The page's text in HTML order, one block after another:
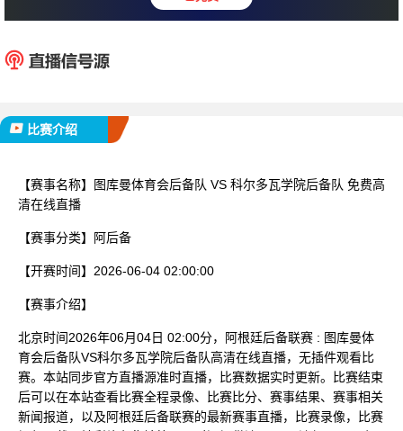
0 : 0
比赛介绍
【赛事名称】
图库曼体育会后备队 VS 科尔多瓦学院后备队 免费高
清在线直播
【赛事分类】 阿后备
【开赛时间】 2026-06-04 02:00:00
【赛事介绍】
北京时间2026年06月04日 02:00分，阿根廷后备联赛 : 图库曼体
育会后备队VS科尔多瓦学院后备队高清在线直播，无插件观看比
赛。本站同步官方直播源准时直播，比赛数据实时更新。比赛结束
后可以在本站查看比赛全程录像、比赛比分、赛事结果、赛事相关
新闻报道，以及阿根廷后备联赛的最新赛事直播，比赛录像，比赛